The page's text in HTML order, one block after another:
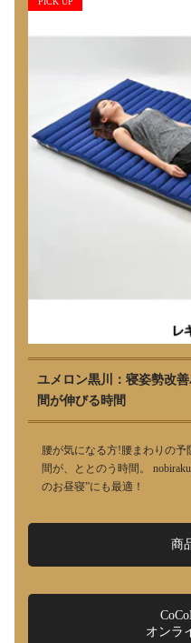
ユメロン黒川：寝姿勢改
間が伸びる時間
腰が気になる方!腰まわりの
間が、ととのう時間。
のお昼寝”にも最適！
商
オンラ